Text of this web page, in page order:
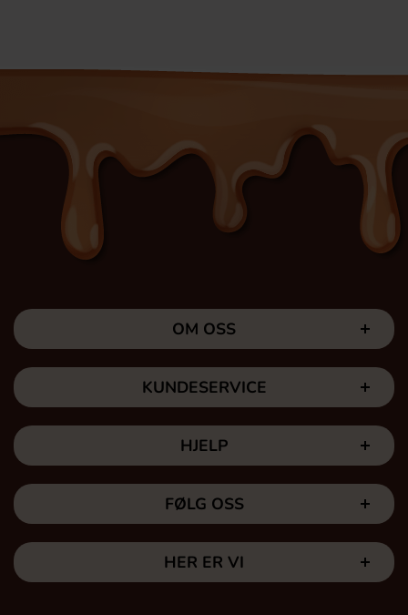
OM OSS
KUNDESERVICE
HJELP
FØLG OSS
HER ER VI